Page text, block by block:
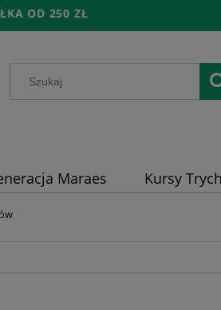
OD 250 ZŁ
Maraes Kursy